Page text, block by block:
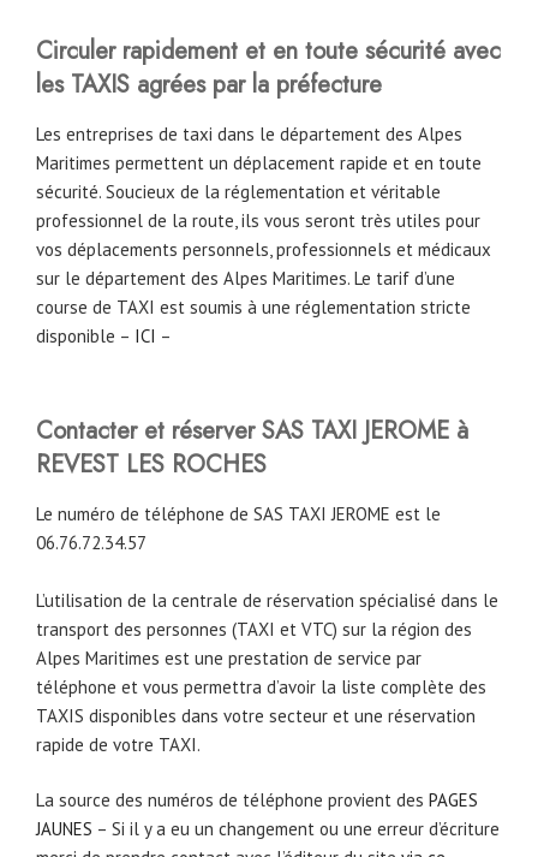
Circuler rapidement et en toute sécurité avec
les TAXIS agrées par la préfecture
Les entreprises de taxi dans le département des Alpes
Maritimes permettent un déplacement rapide et en toute
sécurité. Soucieux de la réglementation et véritable
professionnel de la route, ils vous seront très utiles pour
vos déplacements personnels, professionnels et médicaux
sur le département des Alpes Maritimes. Le tarif d’une
course de TAXI est soumis à une réglementation stricte
disponible – ICI –
Contacter et réserver SAS TAXI JEROME à
REVEST LES ROCHES
Le numéro de téléphone de SAS TAXI JEROME est le
06.76.72.34.57
L’utilisation de la centrale de réservation spécialisé dans le
transport des personnes (TAXI et VTC) sur la région des
Alpes Maritimes est une prestation de service par
téléphone et vous permettra d’avoir la liste complète des
TAXIS disponibles dans votre secteur et une réservation
rapide de votre TAXI.
La source des numéros de téléphone provient des PAGES
JAUNES – Si il y a eu un changement ou une erreur d’écriture